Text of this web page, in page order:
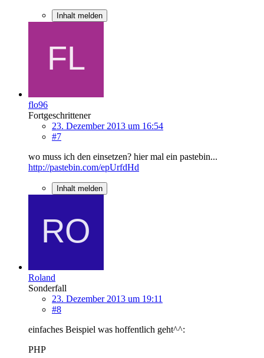
Inhalt melden
flo96
Fortgeschrittener
23. Dezember 2013 um 16:54
#7
wo muss ich den einsetzen? hier mal ein pastebin...
http://pastebin.com/epUrfdHd
Inhalt melden
Roland
Sonderfall
23. Dezember 2013 um 19:11
#8
einfaches Beispiel was hoffentlich geht^^:
PHP